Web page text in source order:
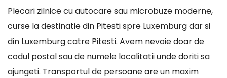
Plecari zilnice cu autocare sau microbuze moderne,
curse la destinatie din Pitesti spre Luxemburg dar si
din Luxemburg catre Pitesti. Avem nevoie doar de
codul postal sau de numele localitatii unde doriti sa
ajungeti. Transportul de persoane are un maxim